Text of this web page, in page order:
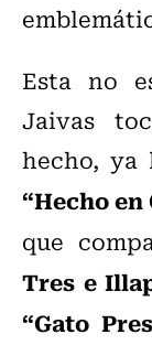
Esta no
Jaivas
hecho,
“Hecho en
que
Tres e
“Gato